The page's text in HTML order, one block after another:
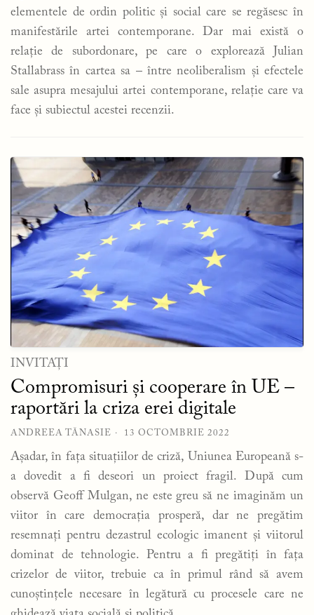
elementele de ordin politic și social care se regăsesc în
manifestările artei contemporane. Dar mai există o
relație de subordonare, pe care o explorează Julian
Stallabrass în cartea sa – între neoliberalism și efectele
sale asupra mesajului artei contemporane, relație care va
face și subiectul acestei recenzii.
INVITAȚI
Compromisuri și cooperare în UE –
raportări la criza erei digitale
ANDREEA TĂNASIE 13 OCTOMBRIE 2022
Așadar, în fața situațiilor de criză, Uniunea Europeană s-
a dovedit a fi deseori un proiect fragil. După cum
observă Geoff Mulgan, ne este greu să ne imaginăm un
viitor în care democrația prosperă, dar ne pregătim
resemnați pentru dezastrul ecologic imanent și viitorul
dominat de tehnologie. Pentru a fi pregătiți în fața
crizelor de viitor, trebuie ca în primul rând să avem
cunoștințele necesare în legătură cu procesele care ne